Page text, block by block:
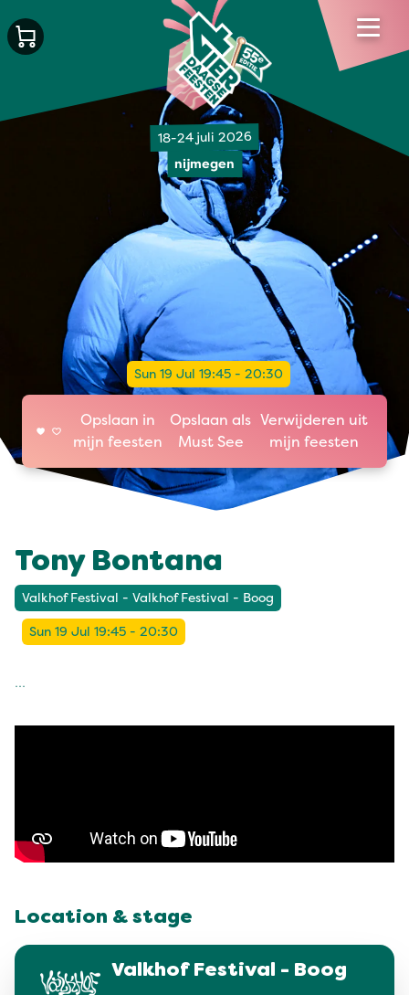
18-24 juli 2026
nijmegen
Sun 19 Jul 19:45 - 20:30
Opslaan in
mijn feesten
Opslaan als
Must See
Verwijderen uit
mijn feesten
Tony Bontana
Valkhof Festival - Valkhof Festival - Boog
Sun 19 Jul 19:45 - 20:30
...
Location & stage
Valkhof Festival - Boog